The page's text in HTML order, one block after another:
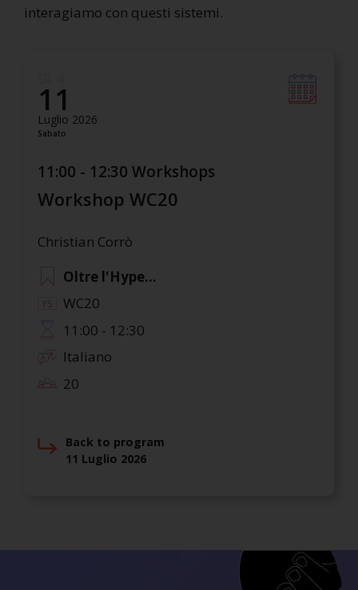
interagiamo con questi sistemi.
11
Luglio 2026
Sabato
11:00 - 12:30 Workshops
Workshop WC20
Christian Corrò
Oltre l'Hype...
WC20
11:00 - 12:30
Italiano
20
Back to program
11 Luglio 2026